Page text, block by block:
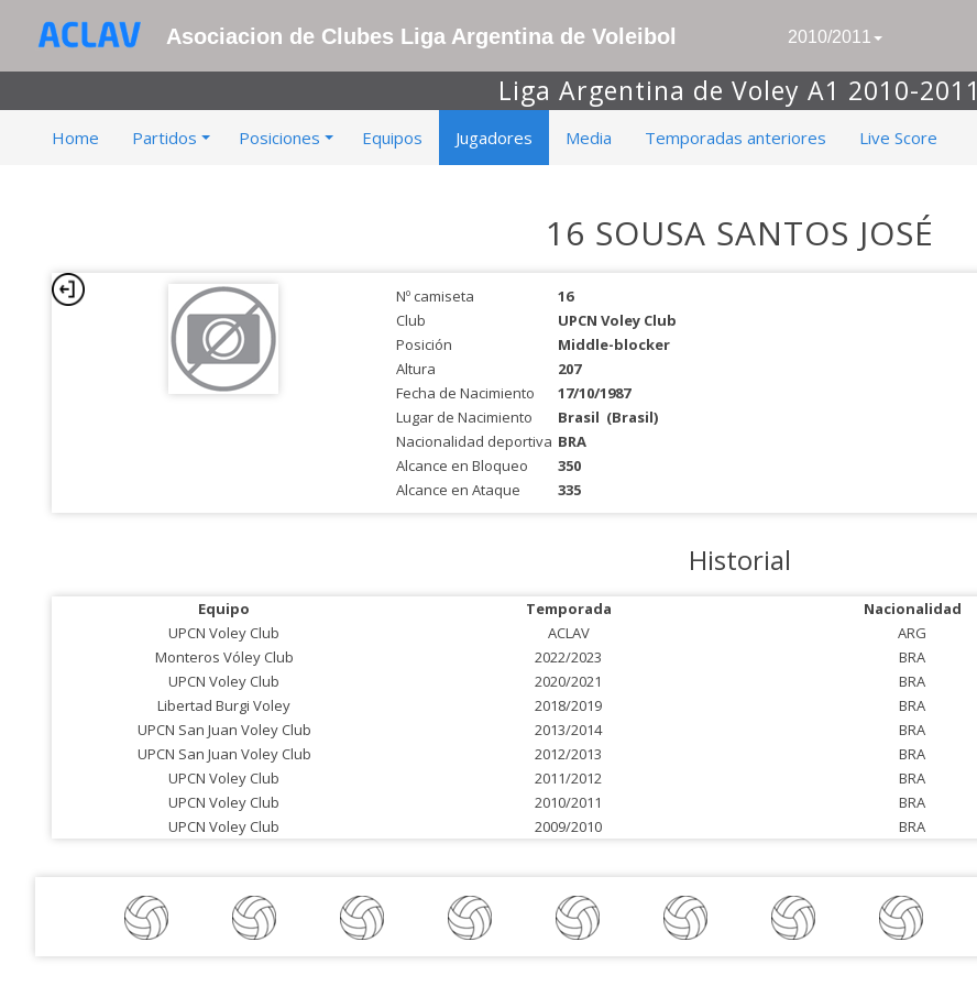
Asociacion de Clubes Liga Argentina de Voleibol 2010/2011
Liga Argentina de Voley A1 2010-2011
Home Partidos Posiciones Equipos Jugadores Media Temporadas anteriores Live Score
16 SOUSA SANTOS JOSÉ
Nº camiseta
16
Club
UPCN Voley Club
Posición
Middle-blocker
Altura
207
Fecha de Nacimiento
17/10/1987
Lugar de Nacimiento
Brasil (Brasil)
Nacionalidad deportiva BRA
Alcance en Bloqueo
350
Alcance en Ataque
335
Historial
Equipo Temporada Nacionalidad
UPCN Voley Club
ACLAV
ARG
Monteros Vóley Club
2022/2023
BRA
UPCN Voley Club
2020/2021
BRA
Libertad Burgi Voley
2018/2019
BRA
UPCN San Juan Voley Club
2013/2014
BRA
UPCN San Juan Voley Club
2012/2013
BRA
UPCN Voley Club
2011/2012
BRA
UPCN Voley Club
2010/2011
BRA
UPCN Voley Club
2009/2010 BRA